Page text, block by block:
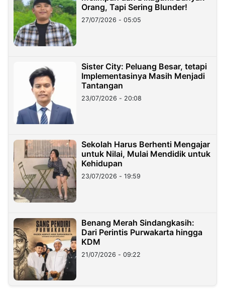
Orang, Tapi Sering Blunder!
27/07/2026 - 05:05
Sister City: Peluang Besar, tetapi
Implementasinya Masih Menjadi
Tantangan
23/07/2026 - 20:08
Sekolah Harus Berhenti Mengajar
untuk Nilai, Mulai Mendidik untuk
Kehidupan
23/07/2026 - 19:59
Benang Merah Sindangkasih:
Dari Perintis Purwakarta hingga
KDM
21/07/2026 - 09:22